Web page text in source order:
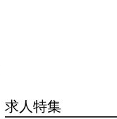
求人特集